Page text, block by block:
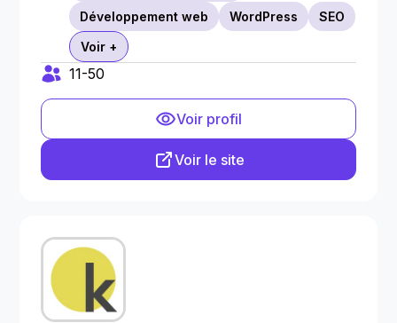
Développement web
WordPress
SEO
Voir +
11-50
Voir profil
Voir le site